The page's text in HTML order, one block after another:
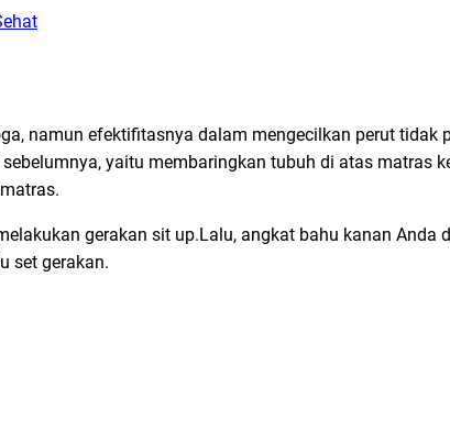
namun efektifitasnya dalam mengecilkan perut tidak
yaitu membaringkan tubuh di atas matras
gerakan sit up.Lalu, angkat bahu kanan Anda
set gerakan.